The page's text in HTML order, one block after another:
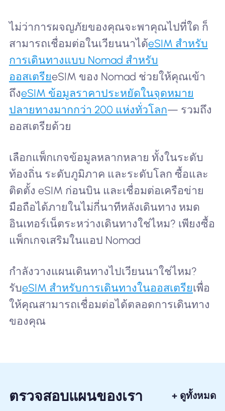
ไม่ว่าการผจญภัยของคุณจะพาคุณไปที่ใด ก็
สามารถเชื่อมต่อในเวียนนาได้eSIM สำหรับ
การเดินทางแบบ Nomad สำหรับ
ออสเตรียeSIM ของ Nomad ช่วยให้คุณเข้า
ถึงeSIM ข้อมูลราคาประหยัดในจุดหมาย
ปลายทางมากกว่า 200 แห่งทั่วโลก— รวมถึง
ออสเตรียด้วย
เลือกแพ็กเกจข้อมูลหลากหลาย ทั้งในระดับ
ท้องถิ่น ระดับภูมิภาค และระดับโลก ซื้อและ
ติดตั้ง eSIM ก่อนบิน และเชื่อมต่อเครือข่าย
มือถือได้ภายในไม่กี่นาทีหลังเดินทาง หมด
อินเทอร์เน็ตระหว่างเดินทางใช่ไหม? เพียงซื้อ
แพ็กเกจเสริมในแอป Nomad
กำลังวางแผนเดินทางไปเวียนนาใช่ไหม?
รับeSIM สำหรับการเดินทางในออสเตรียเพื่อ
ให้คุณสามารถเชื่อมต่อได้ตลอดการเดินทาง
ของคุณ
ตรวจสอบแผนของเรา + ดูทั้งหมด